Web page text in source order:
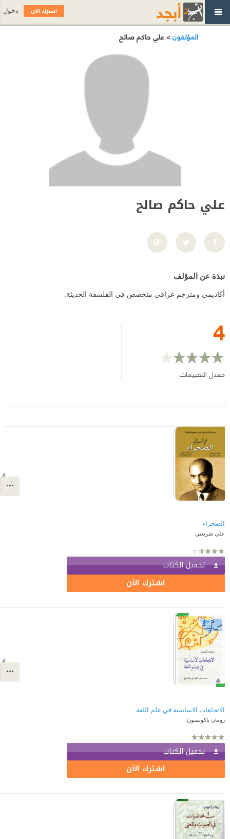
المؤلفون> علي حاكم صالح
علي حاكم صالح
نبذة عن المؤلف
أكاديمي ومترجم عراقي متخصص في الفلسفة الحديثة.
4
معدل التقييمات
الصحراء
علي شريعتي
تحميل الكتاب
اشترك الآن
الاتجاهات الاساسية في علم اللغة
رومان ياكوبسون
تحميل الكتاب
اشترك الآن
اشترك الآن دخول